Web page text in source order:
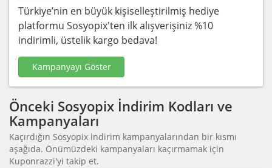
Türkiye’nin en büyük kişiselleştirilmiş hediye
platformu Sosyopix'ten ilk alışverişiniz %10
indirimli, üstelik kargo bedava!
Kampanyayı Göster
Önceki Sosyopix İndirim Kodları ve
Kampanyaları
Kaçırdığın Sosyopix indirim kampanyalarından bir kısmı
aşağıda. Önümüzdeki kampanyaları kaçırmamak için
Kuponrazzi'yi takip et.